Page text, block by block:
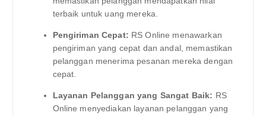
terbaik untuk uang mereka.
Pengiriman Cepat: RS Online menawarkan
pengiriman yang cepat dan andal, memastikan
pelanggan menerima pesanan mereka dengan
cepat.
Layanan Pelanggan yang Sangat Baik: RS
Online menyediakan layanan pelanggan yang